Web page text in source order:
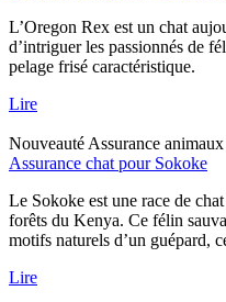
L’Oregon Rex est un chat
d’intriguer les passionnés de
pelage frisé caractéristique.
Lire
Nouveauté Assurance animaux
Assurance chat pour Sokoke
Le Sokoke est une race de
forêts du Kenya. Ce félin
motifs naturels d’un guépard,
Lire